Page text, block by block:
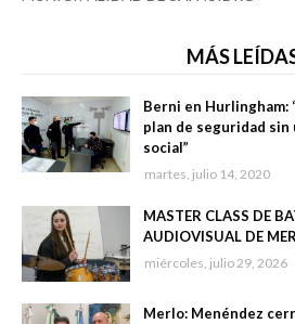
MÁS
Berni en Hurlingham:
plan de seguridad
social”
martes, julio 14, 2020
MASTER CLASS DE
AUDIOVISUAL DE
miércoles, julio 29, 2026
Merlo: Menéndez